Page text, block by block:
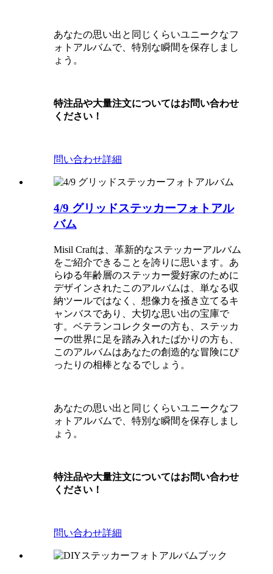
あなたの思い出と同じくらいユニークなフ
ォトアルバムで、特別な瞬間を保存しまし
ょう。
特注品や大量注文についてはお問い合わせ
ください！
問い合わせ詳細
4/9 グリッドステッカーフォトアル
バム
Misil Craftは、革新的なステッカーアルバム
をご紹介できることを誇りに思います。あ
らゆる年齢層のステッカー愛好家のために
デザインされたこのアルバムは、単なる収
納ツールではなく、想像力を掻き立てるキ
ャンバスであり、大切な思い出の宝庫で
す。ベテランコレクターの方も、ステッカ
ーの世界に足を踏み入れたばかりの方も、
このアルバムはあなたの創造的な冒険にぴ
ったりの相棒となるでしょう。
あなたの思い出と同じくらいユニークなフ
ォトアルバムで、特別な瞬間を保存しまし
ょう。
特注品や大量注文についてはお問い合わせ
ください！
問い合わせ詳細